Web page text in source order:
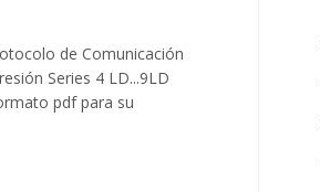
de Comunicación
Series 4 LD...9LD
pdf para su